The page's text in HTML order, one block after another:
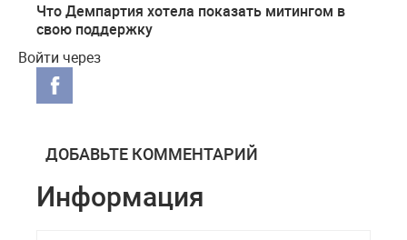
Что Демпартия хотела показать митингом в
свою поддержку
Войти через
ДОБАВЬТЕ КОММЕНТАРИЙ
Информация